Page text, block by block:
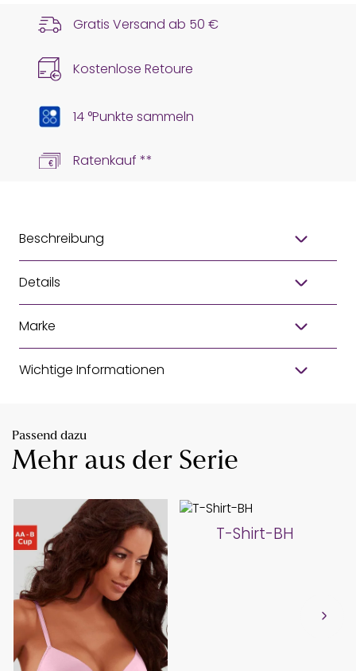
Gratis Versand ab 50 €
Kostenlose Retoure
14 °Punkte sammeln
Ratenkauf **
Beschreibung
Details
Marke
Wichtige Informationen
Passend dazu
Mehr aus der Serie
T-Shirt-BH